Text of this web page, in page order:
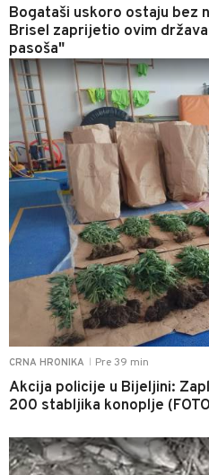
Bogataši uskoro ostaju bez
Brisel zaprijetio ovim
pasoša"
CRNA HRONIKA Pre 39 min
Akcija policije u Bijeljini:
200 stabljika konoplje